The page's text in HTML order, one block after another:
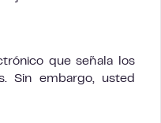
que señala los
Sin embargo, usted